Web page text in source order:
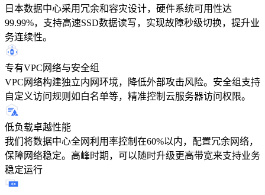
日本数据中心采用冗余和容灾设计，硬件系统可用性达
99.99%，支持高速SSD数据读写，实现故障秒级切换，提升业
务连续性。
专有VPC网络‌与‌安全组‌
VPC网络构建独立内网环境，降低外部攻击风险。安全组支持
自定义访问规则如白名单等，精准控制云服务器访问权限。
低负载卓越性能
我们将数据中心全网利用率控制在60%以内，配置冗余网络，
保障网络稳定。高峰时期，可以随时升级更高带宽来支持业务
稳定运行